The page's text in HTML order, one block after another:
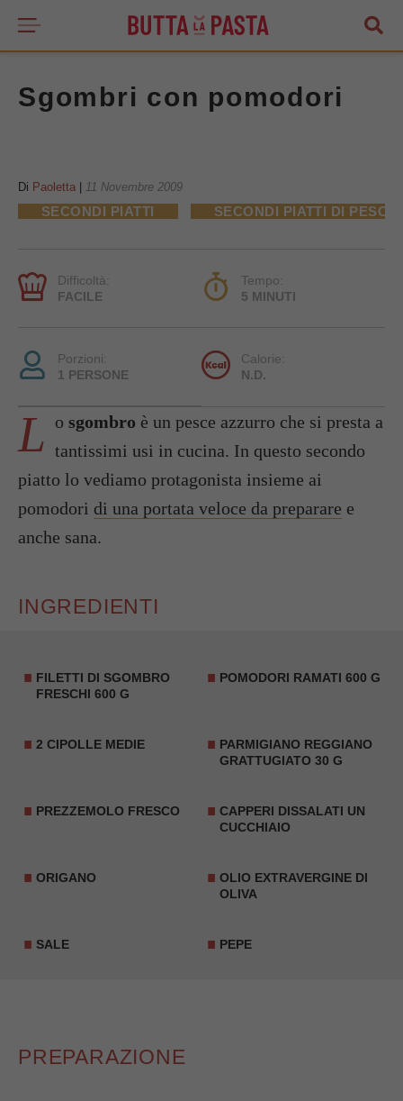
Sgombri con pomodori
Di Paoletta 11 Novembre 2009
SECONDI PIATTI SECONDI PIATTI DI PESCE
Difficoltà:
FACILE
Tempo:
5 MINUTI
Porzioni:
1 PERSONE
Calorie:
N.D.
L o sgombro è un pesce azzurro che si presta a
tantissimi usi in cucina. In questo secondo
piatto lo vediamo protagonista insieme ai
pomodori di una portata veloce da preparare e
anche sana.
INGREDIENTI
FILETTI DI SGOMBRO
FRESCHI 600 G
POMODORI RAMATI 600 G
2 CIPOLLE MEDIE
PARMIGIANO REGGIANO
GRATTUGIATO 30 G
PREZZEMOLO FRESCO CAPPERI DISSALATI UN
CUCCHIAIO
ORIGANO
OLIO EXTRAVERGINE DI
OLIVA
SALE PEPE
PREPARAZIONE